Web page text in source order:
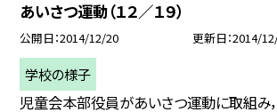
あいさつ運動（１２／１９）
公開日 2014/12/20 更新日 2014/
学校の様子
児童会本部役員があいさつ運動に取組み